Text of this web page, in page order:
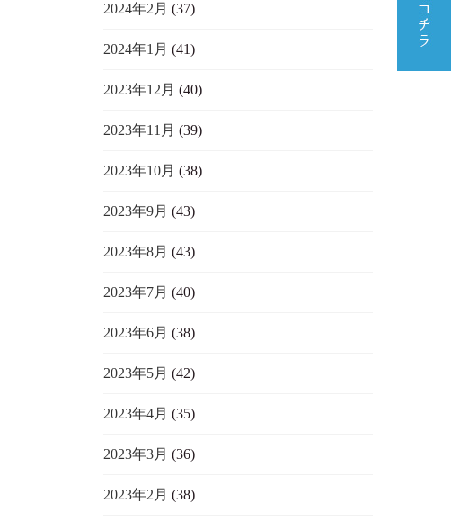
2024年2月 (37)
2024年1月 (41)
2023年12月 (40)
2023年11月 (39)
2023年10月 (38)
2023年9月 (43)
2023年8月 (43)
2023年7月 (40)
2023年6月 (38)
2023年5月 (42)
2023年4月 (35)
2023年3月 (36)
2023年2月 (38)